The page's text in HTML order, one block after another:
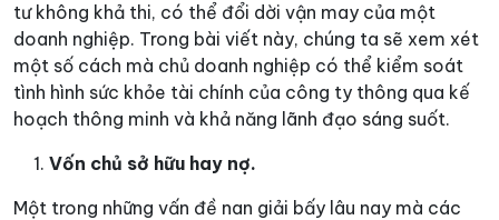
tư không khả thi, có thể đổi dời vận may của một
doanh nghiệp. Trong bài viết này, chúng ta sẽ xem xét
một số cách mà chủ doanh nghiệp có thể kiểm soát
tình hình sức khỏe tài chính của công ty thông qua kế
hoạch thông minh và khả năng lãnh đạo sáng suốt.
Vốn chủ sở hữu hay nợ.
Một trong những vấn đề nan giải bấy lâu nay mà các